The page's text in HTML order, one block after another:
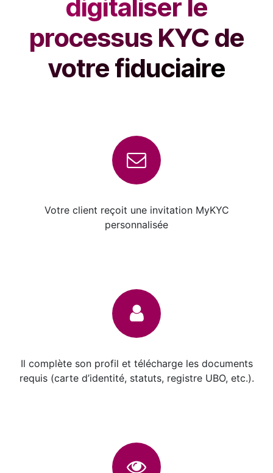
digitaliser le
processus KYC de
votre fiduciaire ​
Votre client reçoit une invitation MyKYC
personnalisée
Il complète son profil et télécharge les documents
requis (carte d’identité, statuts, registre UBO, etc.).